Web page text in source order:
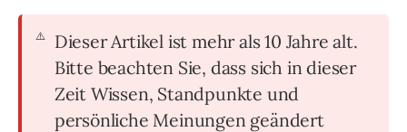
Dieser Artikel ist mehr als 10 Jahre alt.
Bitte beachten Sie, dass sich in dieser
Zeit Wissen, Standpunkte und
persönliche Meinungen geändert